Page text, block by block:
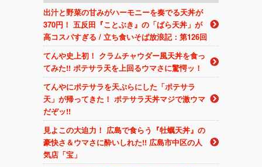
出汁と野菜の甘みがハーモニーを奏でる天丼が
370円！ 五反田『ことぶき』の「ばら天丼」が
高コスパすぎる / 立ち食いそば放浪記：第126回
てんや史上初！ クラムチャウダー風天丼を食っ
てみた!! ポテサラ天を上回るウマさに驚愕ッ！
てんやにポテサラを天ぷらにした「ポテサラ
天」が帰ってきた！ ポテサラ天丼マジで激ウマ
だぞッ!!
見よこの大迫力！ 広島で食らう『牡蠣天丼』の
豪快さ＆ウマさに酔いしれた!! 広島市中区の人
気店「宝」